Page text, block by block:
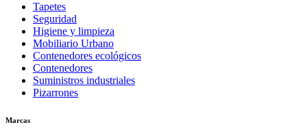
Tapetes
Seguridad
Higiene y limpieza
Mobiliario Urbano
Contenedores ecológicos
Contenedores
Suministros industriales
Pizarrones
Marcas